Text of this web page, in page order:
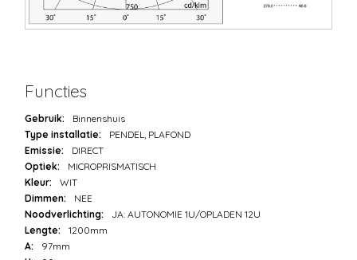
Functies
Gebruik:
Binnenshuis
Type installatie:
PENDEL, PLAFOND
Emissie:
DIRECT
Optiek:
MICROPRISMATISCH
Kleur:
WIT
Dimmen:
NEE
Noodverlichting:
JA: AUTONOMIE 1U/OPLADEN 12U
Lengte:
1200mm
A:
97mm